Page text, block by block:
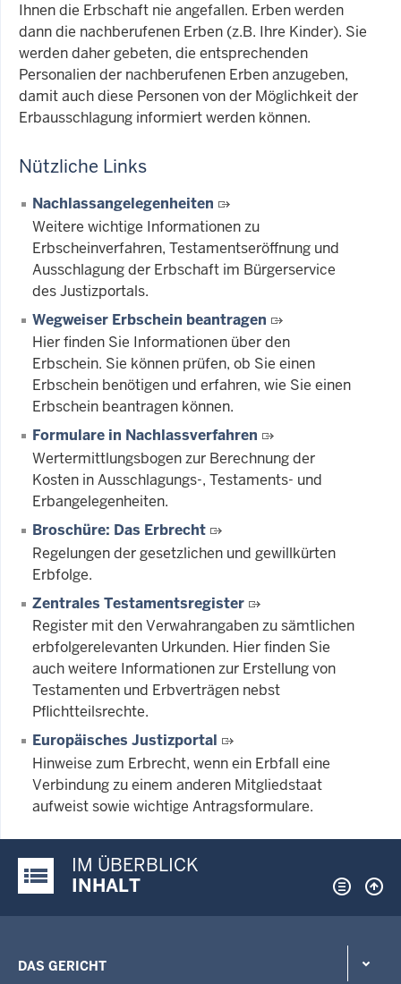
Ihnen die Erbschaft nie angefallen. Erben werden
dann die nachberufenen Erben (z.B. Ihre Kinder). Sie
werden daher gebeten, die entsprechenden
Personalien der nachberufenen Erben anzugeben,
damit auch diese Personen von der Möglichkeit der
Erbausschlagung informiert werden können.
Nützliche Links
Nachlassangelegenheiten
Weitere wichtige Informationen zu
Erbscheinverfahren, Testamentseröffnung und
Ausschlagung der Erbschaft im Bürgerservice
des Justizportals.
Wegweiser Erbschein beantragen
Hier finden Sie Informationen über den
Erbschein. Sie können prüfen, ob Sie einen
Erbschein benötigen und erfahren, wie Sie einen
Erbschein beantragen können.
Formulare in Nachlassverfahren
Wertermittlungsbogen zur Berechnung der
Kosten in Ausschlagungs-, Testaments- und
Erbangelegenheiten.
Broschüre: Das Erbrecht
Regelungen der gesetzlichen und gewillkürten
Erbfolge.
Zentrales Testamentsregister
Register mit den Verwahrangaben zu sämtlichen
erbfolgerelevanten Urkunden. Hier finden Sie
auch weitere Informationen zur Erstellung von
Testamenten und Erbverträgen nebst
Pflichtteilsrechte.
Europäisches Justizportal
Hinweise zum Erbrecht, wenn ein Erbfall eine
Verbindung zu einem anderen Mitgliedstaat
aufweist sowie wichtige Antragsformulare.
Justiz-Portal im Überblick:
IM ÜBERBLICK
INHALT
DAS GERICHT